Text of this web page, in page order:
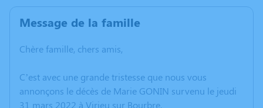
Message de la famille
Chère famille, chers amis,
C’est avec une grande tristesse que nous vous
annonçons le décès de Marie GONIN survenu le jeudi
31 mars 2022 à Virieu sur Bourbre.